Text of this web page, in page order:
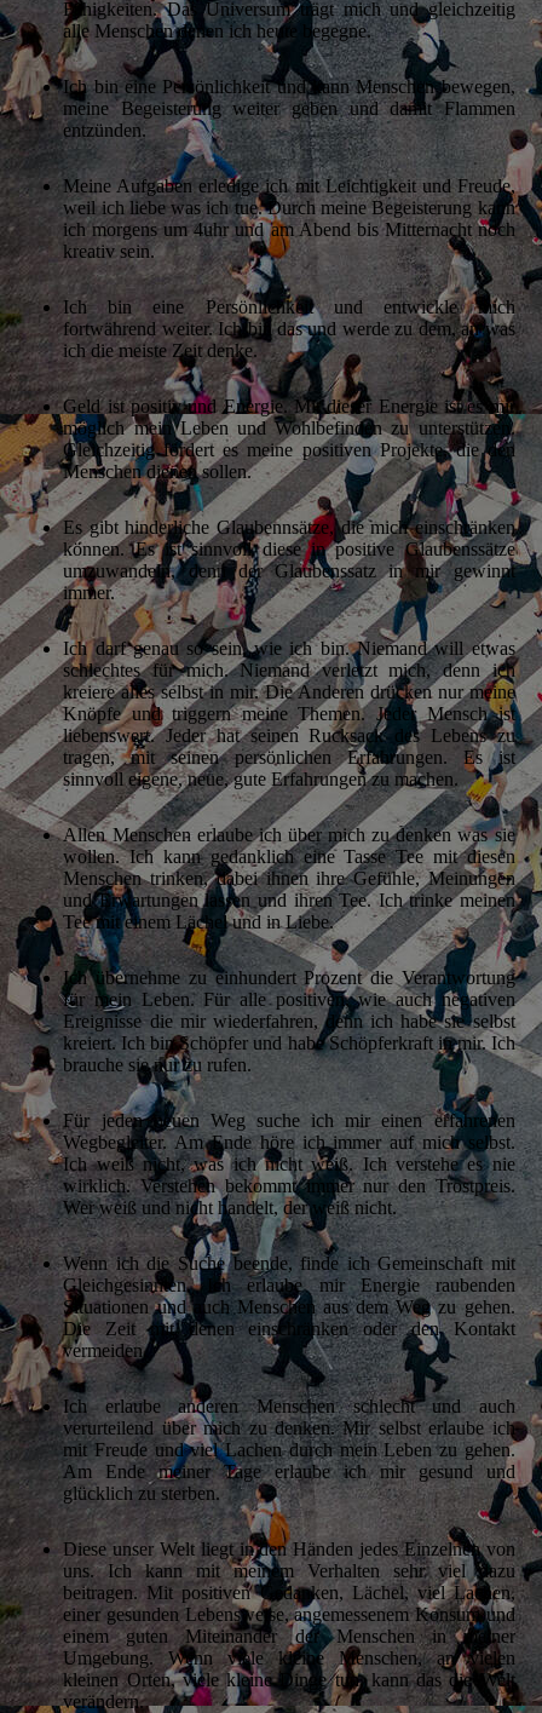
Fähigkeiten. Das Universum trägt mich und gleichzeitig
alle Menschen denen ich heute begegne.
Ich bin eine Persönlichkeit und kann Menschen bewegen,
meine Begeisterung weiter geben und damit Flammen
entzünden.
Meine Aufgaben erledige ich mit Leichtigkeit und Freude,
weil ich liebe was ich tue. Durch meine Begeisterung kann
ich morgens um 4uhr und am Abend bis Mitternacht noch
kreativ sein.
Ich bin eine Persönlichkeit und entwickle mich
fortwährend weiter. Ich bin das und werde zu dem, an was
ich die meiste Zeit denke.
Geld ist positiv und Energie. Mit dieser Energie ist es mir
möglich mein Leben und Wohlbefinden zu unterstützen.
Gleichzeitig fördert es meine positiven Projekte, die den
Menschen dienen sollen.
Es gibt hinderliche Glaubennsätze, die mich einschränken
können. Es ist sinnvoll diese in positive Glaubenssätze
umzuwandeln, denn der Glaubenssatz in mir gewinnt
immer.
Ich darf genau so sein, wie ich bin. Niemand will etwas
schlechtes für mich. Niemand verletzt mich, denn ich
kreiere alles selbst in mir. Die Anderen drücken nur meine
Knöpfe und triggern meine Themen. Jeder Mensch ist
liebenswert. Jeder hat seinen Rucksack des Lebens zu
tragen, mit seinen persönlichen Erfahrungen. Es ist
sinnvoll eigene, neue, gute Erfahrungen zu machen.
Allen Menschen erlaube ich über mich zu denken was sie
wollen. Ich kann gedanklich eine Tasse Tee mit diesen
Menschen trinken, dabei ihnen ihre Gefühle, Meinungen
und Erwartungen lassen und ihren Tee. Ich trinke meinen
Tee mit einem Lächel und in Liebe.
Ich übernehme zu einhundert Prozent die Verantwortung
für mein Leben. Für alle positiven, wie auch negativen
Ereignisse die mir wiederfahren, denn ich habe sie selbst
kreiert. Ich bin Schöpfer und habe Schöpferkraft in mir. Ich
brauche sie nur zu rufen.
Für jeden neuen Weg suche ich mir einen erfahrenen
Wegbegleiter. Am Ende höre ich immer auf mich selbst.
Ich weiß nicht, was ich nicht weiß. Ich verstehe es nie
wirklich. Verstehen bekommt immer nur den Trostpreis.
Wer weiß und nicht handelt, der weiß nicht.
Wenn ich die Suche beende, finde ich Gemeinschaft mit
Gleichgesinnten. Ich erlaube mir Energie raubenden
Situationen und auch Menschen aus dem Weg zu gehen.
Die Zeit mit denen einschränken oder den Kontakt
vermeiden.
Ich erlaube anderen Menschen schlecht und auch
verurteilend über mich zu denken. Mir selbst erlaube ich
mit Freude und viel Lachen durch mein Leben zu gehen.
Am Ende meiner Tage erlaube ich mir gesund und
glücklich zu sterben.
Diese unser Welt liegt in den Händen jedes Einzelnen von
uns. Ich kann mit meinem Verhalten sehr viel dazu
beitragen. Mit positiven Gedanken, Lächel, viel Lachen,
einer gesunden Lebensweise, angemessenem Konsum und
einem guten Miteinander der Menschen in meiner
Umgebung. Wenn viele kleine Menschen, an vielen
kleinen Orten, viele kleine Dinge tun, kann das die Welt
verändern.